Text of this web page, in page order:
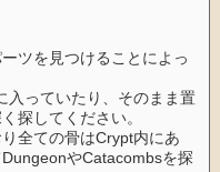
ツを見つけることによっ
入っていたり、そのまま置
探してください。
全ての骨はCrypt内にあ
やCatacombsを探